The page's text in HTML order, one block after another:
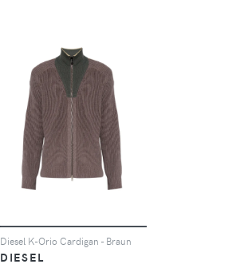
Diesel K-Orio Cardigan - Braun
DIESEL